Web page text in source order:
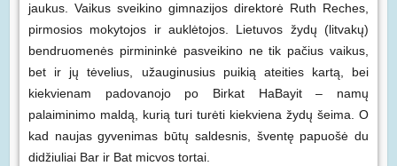
jaukus. Vaikus sveikino gimnazijos direktorė Ruth Reches,
pirmosios mokytojos ir auklėtojos. Lietuvos žydų (litvakų)
bendruomenės pirmininkė pasveikino ne tik pačius vaikus,
bet ir jų tėvelius, užauginusius puikią ateities kartą, bei
kiekvienam padovanojo po Birkat HaBayit – namų
palaiminimo maldą, kurią turi turėti kiekviena žydų šeima. O
kad naujas gyvenimas būtų saldesnis, šventę papuošė du
didžiuliai Bar ir Bat micvos tortai.